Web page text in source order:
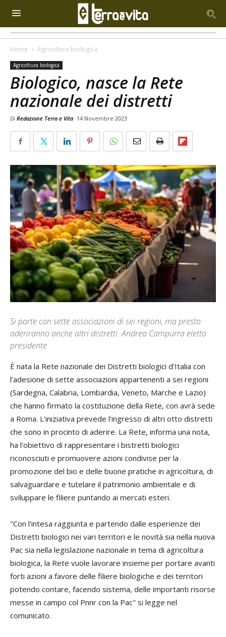
Home Agricoltura biologica
Agricoltura biologica
Biologico, nasce la Rete
nazionale dei distretti
Di Redazione Terra e Vita 14 Novembre 2023
Si parte con sette associazioni di sei regioni, ma presto
aderiranno anche altri distretti. Andrea Campurra eletto
presidente
È nata la Rete nazionale dei Distretti biologici d'Italia con
l'adesione di sette associazioni appartenenti a sei regioni
(Sardegna, Calabria, Lombardia, Veneto, Marche e Lazio)
che hanno firmato la costituzione della Rete, con avrà sede
a Roma. L'iniziativa prevede l'ingresso di altri otto distretti
che sono in procinto di aderire. La Rete, informa una nota,
ha l'obiettivo di rappresentare i bistretti biologici
riconosciuti e promuovere azioni condivise per la
promozione del bio e delle buone pratiche in agricoltura, di
salvaguardare e tutelare il patrimonio ambientale e di
sviluppare le filiere puntando ai mercati esteri.
"Con l'intesa raggiunta e partendo dalle esperienze dei
Distretti biologici nei vari territori e le novità sia nella nuova
Pac sia nella legislazione nazionale in tema di agricoltura
biologica, la Rete vuole lavorare insieme per portare avanti
forti azioni a favore delle filiere biologiche e dei territori
potendo contare, facendo sistema, delle importanti risorse
messe in campo col Pnnr con la Pac" si legge nel
comunicato.